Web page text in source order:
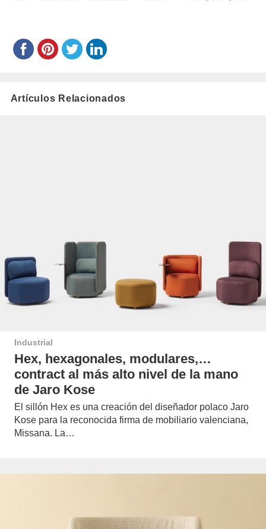
Artículos Relacionados
Industrial
Hex, hexagonales, modulares,…
contract al más alto nivel de la mano
de Jaro Kose
El sillón Hex es una creación del diseñador polaco Jaro
Kose para la reconocida firma de mobiliario valenciana,
Missana. La…